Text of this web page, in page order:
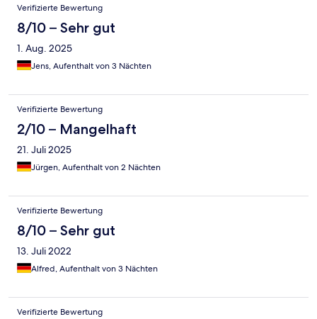
Verifizierte Bewertung
8/10 – Sehr gut
1. Aug. 2025
Jens, Aufenthalt von 3 Nächten
Verifizierte Bewertung
2/10 – Mangelhaft
21. Juli 2025
Jürgen, Aufenthalt von 2 Nächten
Verifizierte Bewertung
8/10 – Sehr gut
13. Juli 2022
Alfred, Aufenthalt von 3 Nächten
Verifizierte Bewertung